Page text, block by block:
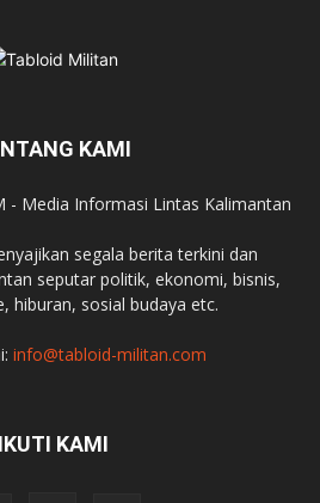
KAMI
- Media Informasi Lintas Kalimantan
segala berita terkini dan
seputar politik, ekonomi, bisnis,
hiburan, sosial budaya etc.
info@tabloid-militan.com
IKUTI KAMI